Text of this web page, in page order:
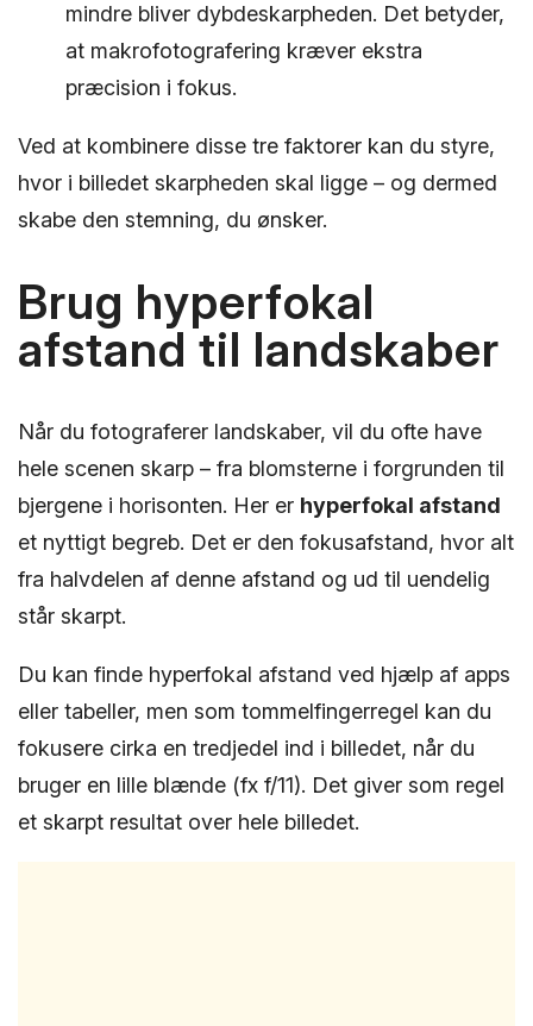
mindre bliver dybdeskarpheden. Det betyder,
at makrofotografering kræver ekstra
præcision i fokus.
Ved at kombinere disse tre faktorer kan du styre,
hvor i billedet skarpheden skal ligge – og dermed
skabe den stemning, du ønsker.
Brug hyperfokal
afstand til landskaber
Når du fotograferer landskaber, vil du ofte have
hele scenen skarp – fra blomsterne i forgrunden til
bjergene i horisonten. Her er hyperfokal afstand
et nyttigt begreb. Det er den fokusafstand, hvor alt
fra halvdelen af denne afstand og ud til uendelig
står skarpt.
Du kan finde hyperfokal afstand ved hjælp af apps
eller tabeller, men som tommelfingerregel kan du
fokusere cirka en tredjedel ind i billedet, når du
bruger en lille blænde (fx f/11). Det giver som regel
et skarpt resultat over hele billedet.